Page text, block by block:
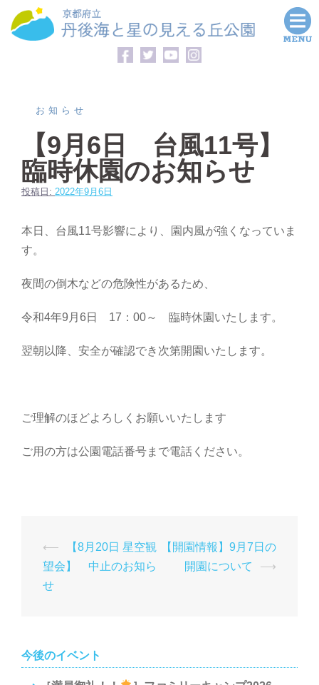
お知らせ
【9月6日 台風11号】
臨時休園のお知らせ
投稿日: 2022年9月6日
本日、台風11号影響により、園内風が強くなっていま
す。
夜間の倒木などの危険性があるため、
令和4年9月6日 17：00～ 臨時休園いたします。
翌朝以降、安全が確認でき次第開園いたします。
ご理解のほどよろしくお願いいたします
ご用の方は公園電話番号まで電話ください。
投
稿
ナ
ー
シ
⟵
【8月20日 星空観
望会】 中止のお知ら
せ
【開園情報】9月7日の
開園について
⟶
今後のイベント